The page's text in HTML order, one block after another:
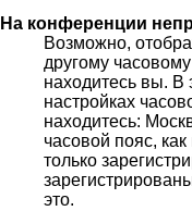
На конференции
Возможно,
другому
находитесь вы. В
настройках
находитесь:
часовой пояс,
только
это.